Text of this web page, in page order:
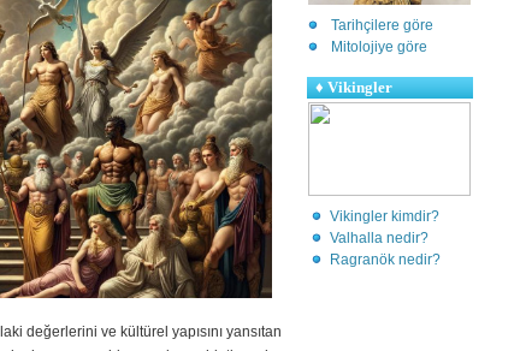
değerlerini ve kültürel yapısını yansıtan
Tarihçilere göre
Mitolojiye göre
♦ Vikingler
Vikingler kimdir?
Valhalla nedir?
Ragranök nedir?